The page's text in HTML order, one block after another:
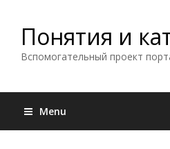
Понятия и
Вспомогательный проект
Menu